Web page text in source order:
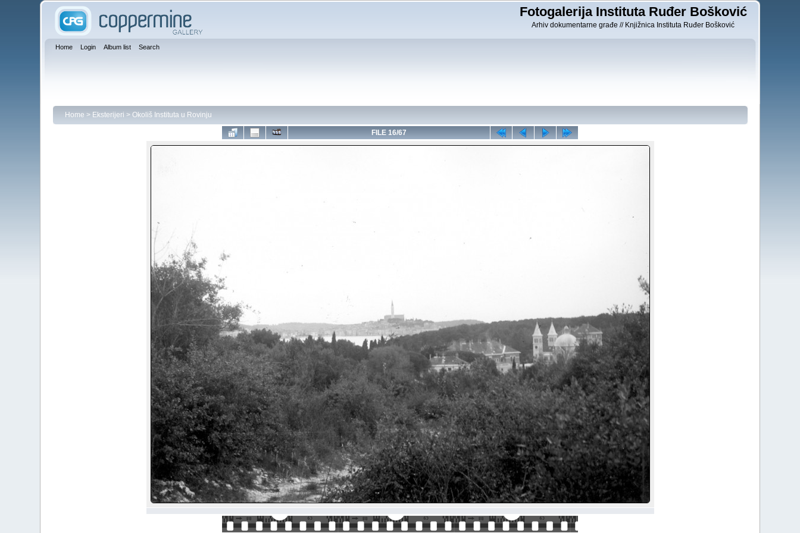
Fotogalerija Instituta Ruđer Bošković
Arhiv dokumentarne građe // Knjižnica Instituta Ruđer Bošković
Home Login Album list Search
Home > Eksterijeri > Okoliš Instituta u Rovinju
FILE 16/67